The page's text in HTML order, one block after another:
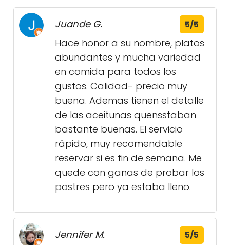
Juande G. 5/5
Hace honor a su nombre, platos
abundantes y mucha variedad
en comida para todos los
gustos. Calidad- precio muy
buena. Ademas tienen el detalle
de las aceitunas quensstaban
bastante buenas. El servicio
rápido, muy recomendable
reservar si es fin de semana. Me
quede con ganas de probar los
postres pero ya estaba lleno.
Jennifer M. 5/5